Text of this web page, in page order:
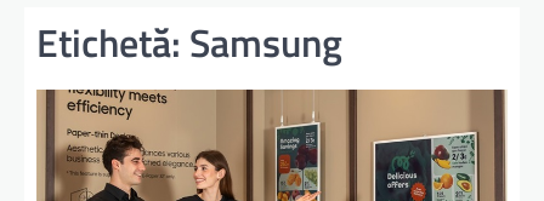
Etichetă: Samsung